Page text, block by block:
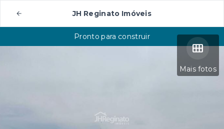
JH Reginato Imóveis
Mais fotos
Pronto para construir